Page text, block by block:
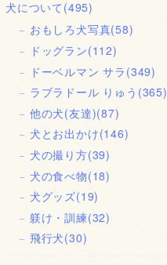
犬について (495)
おもしろ犬写真(58)
ドッグラン(112)
ドーベルマン サラ (349)
ラブラドール りゅう (365)
他の犬(友達)(87)
犬とお出かけ(146)
犬の撮り方(39)
犬の食べ物(18)
犬グッズ(19)
躾け・訓練(32)
飛行犬(30)